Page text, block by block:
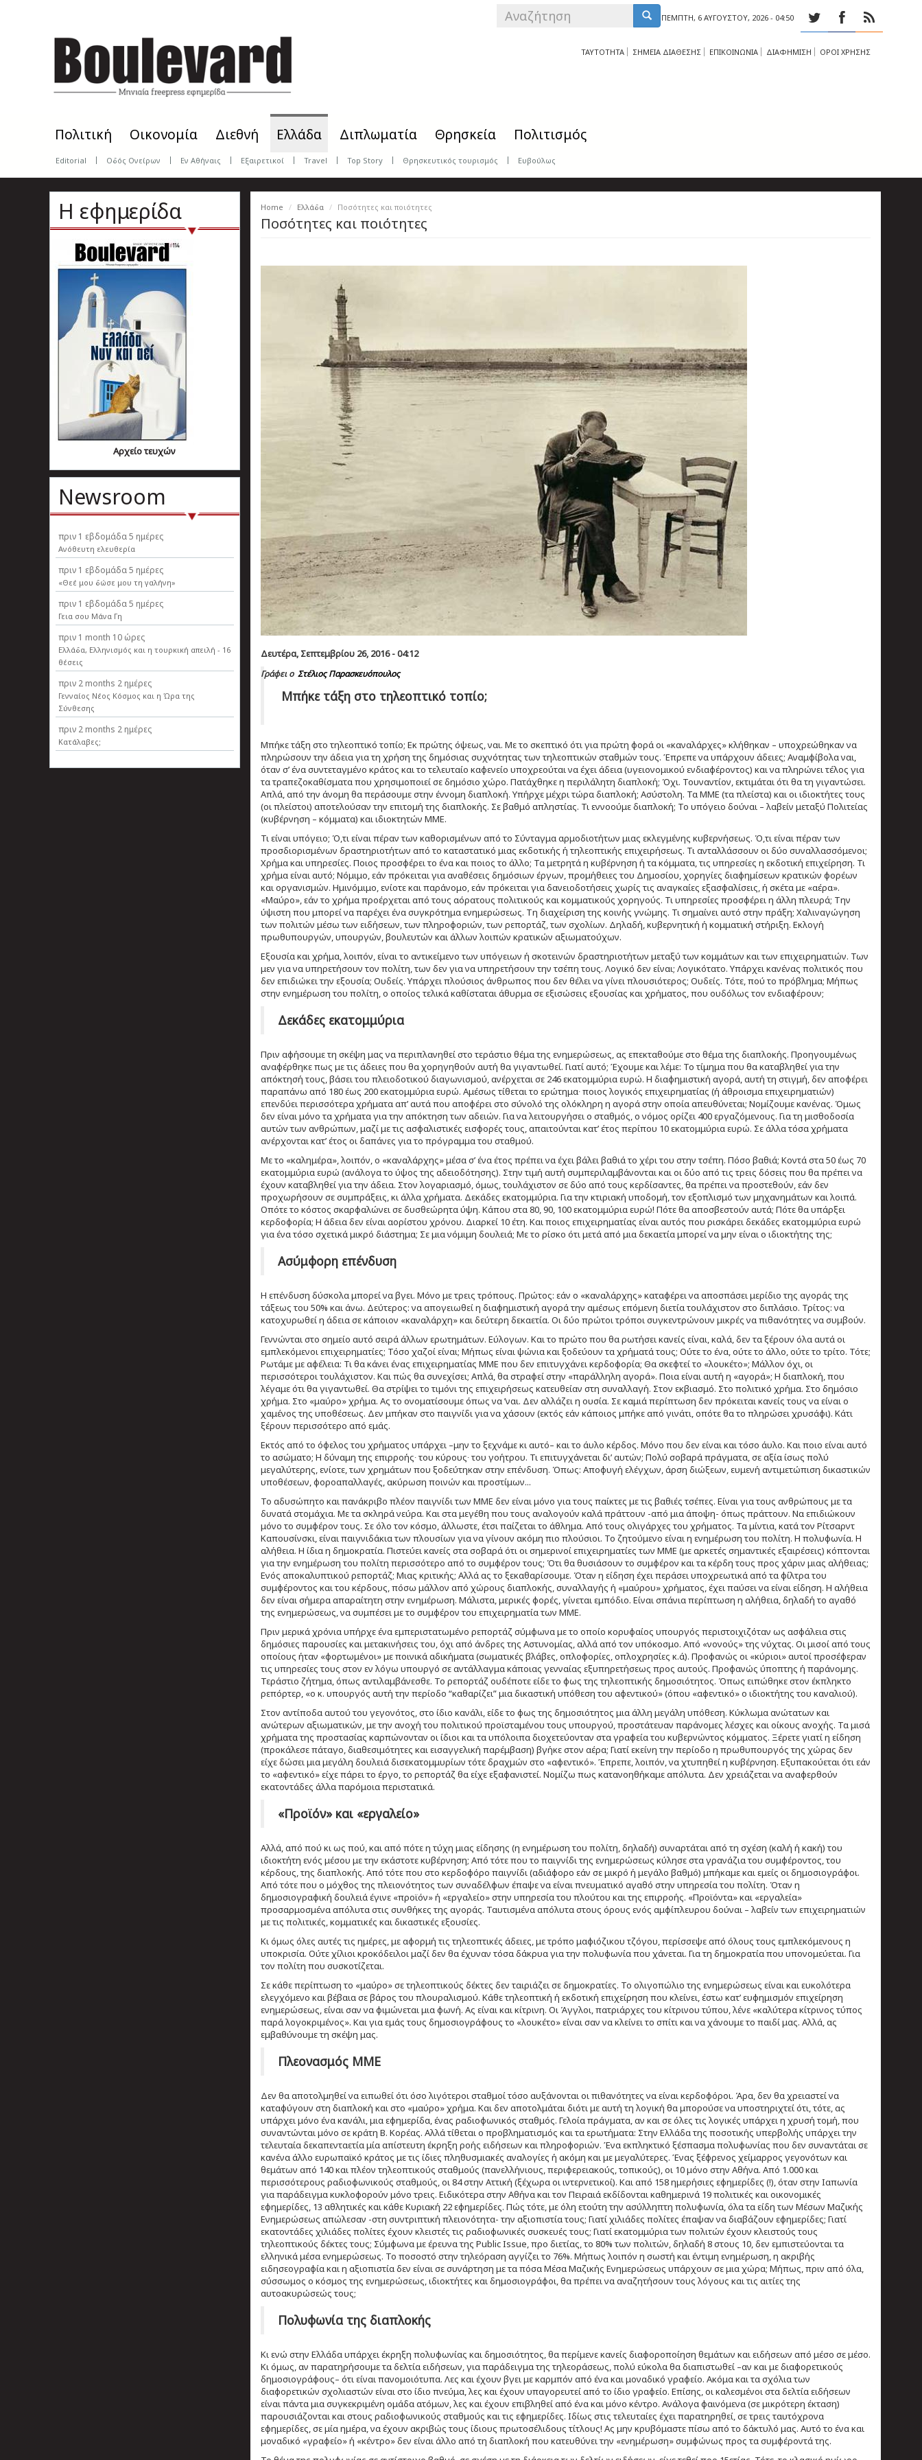
ΠΈΜΠΤΗ, 6 ΑΥΓΟΎΣΤΟΥ, 2026 - 04:50
SEARCH
ΤΑΥΤΟΤΗΤΑ ΣΗΜΕΙΑ ΔΙΑΘΕΣΗΣ ΕΠΙΚΟΙΝΩΝΙΑ ΔΙΑΦΗΜΙΣΗ ΟΡΟΙ ΧΡΗΣΗΣ
Πολιτική Οικονομία Διεθνή Ελλάδα Διπλωματία Θρησκεία Πολιτισμός
Editorial Οδός Ονείρων Εν Αθήναις Εξαιρετικοί Travel Top Story Θρησκευτικός τουρισμός Ευβούλως
Η εφημερίδα
Αρχείο τευχών
Newsroom
πριν 1 εβδομάδα 5 ημέρες
Ανόθευτη ελευθερία
πριν 1 εβδομάδα 5 ημέρες
«Θεέ μου δώσε μου τη γαλήνη»
πριν 1 εβδομάδα 5 ημέρες
Γεια σου Μάνα Γη
πριν 1 month 10 ώρες
Ελλάδα, Ελληνισµός και η τουρκική απειλή - 16
θέσεις
πριν 2 months 2 ημέρες
Γενναίος Νέος Κόσμος και η Ώρα της
Σύνθεσης
πριν 2 months 2 ημέρες
Κατάλαβες;
Home Ελλάδα Ποσότητες και ποιότητες
Ποσότητες και ποιότητες
Δευτέρα, Σεπτεμβρίου 26, 2016 - 04:12
Γράφει ο Στέλιος Παρασκευόπουλος
Μπήκε τάξη στο τηλεοπτικό τοπίο;
Μπήκε τάξη στο τηλεοπτικό τοπίο; Εκ πρώτης όψεως, ναι. Με το σκεπτικό ότι για πρώτη φορά οι «καναλάρχες» κλήθηκαν – υποχρεώθηκαν να
πληρώσουν την άδεια για τη χρήση της δημόσιας συχνότητας των τηλεοπτικών σταθμών τους. Έπρεπε να υπάρχουν άδειες; Αναμφίβολα ναι,
όταν σ’ ένα συντεταγμένο κράτος και το τελευταίο καφενείο υποχρεούται να έχει άδεια (υγειονομικού ενδιαφέροντος) και να πληρώνει τέλος για
τα τραπεζοκαθίσματα που χρησιμοποιεί σε δημόσιο χώρο. Πατάχθηκε η περιλάλητη διαπλοκή; Όχι. Τουναντίον, εκτιμάται ότι θα τη γιγαντώσει.
Απλά, από την άνομη θα περάσουμε στην έννομη διαπλοκή. Υπήρχε μέχρι τώρα διαπλοκή; Ασύστολη. Τα ΜΜΕ (τα πλείστα) και οι ιδιοκτήτες τους
(οι πλείστοι) αποτελούσαν την επιτομή της διαπλοκής. Σε βαθμό απληστίας. Τι εννοούμε διαπλοκή; Το υπόγειο δούναι – λαβείν μεταξύ Πολιτείας
(κυβέρνηση – κόμματα) και ιδιοκτητών ΜΜΕ.
Τι είναι υπόγειο; Ό,τι είναι πέραν των καθορισμένων από το Σύνταγμα αρμοδιοτήτων μιας εκλεγμένης κυβερνήσεως. Ό,τι είναι πέραν των
προσδιορισμένων δραστηριοτήτων από το καταστατικό μιας εκδοτικής ή τηλεοπτικής επιχειρήσεως. Τι ανταλλάσσουν οι δύο συναλλασσόμενοι;
Χρήμα και υπηρεσίες. Ποιος προσφέρει το ένα και ποιος το άλλο; Τα μετρητά η κυβέρνηση ή τα κόμματα, τις υπηρεσίες η εκδοτική επιχείρηση. Τι
χρήμα είναι αυτό; Νόμιμο, εάν πρόκειται για αναθέσεις δημόσιων έργων, προμήθειες του Δημοσίου, χορηγίες διαφημίσεων κρατικών φορέων
και οργανισμών. Ημινόμιμο, ενίοτε και παράνομο, εάν πρόκειται για δανειοδοτήσεις χωρίς τις αναγκαίες εξασφαλίσεις, ή σκέτα με «αέρα».
«Μαύρο», εάν το χρήμα προέρχεται από τους αόρατους πολιτικούς και κομματικούς χορηγούς. Τι υπηρεσίες προσφέρει η άλλη πλευρά; Την
ύψιστη που μπορεί να παρέχει ένα συγκρότημα ενημερώσεως. Τη διαχείριση της κοινής γνώμης. Τι σημαίνει αυτό στην πράξη; Χαλιναγώγηση
των πολιτών μέσω των ειδήσεων, των πληροφοριών, των ρεπορτάζ, των σχολίων. Δηλαδή, κυβερνητική ή κομματική στήριξη. Εκλογή
πρωθυπουργών, υπουργών, βουλευτών και άλλων λοιπών κρατικών αξιωματούχων.
Εξουσία και χρήμα, λοιπόν, είναι το αντικείμενο των υπόγειων ή σκοτεινών δραστηριοτήτων μεταξύ των κομμάτων και των επιχειρηματιών. Των
μεν για να υπηρετήσουν τον πολίτη, των δεν για να υπηρετήσουν την τσέπη τους. Λογικό δεν είναι; Λογικότατο. Υπάρχει κανένας πολιτικός που
δεν επιδιώκει την εξουσία; Ουδείς. Υπάρχει πλούσιος άνθρωπος που δεν θέλει να γίνει πλουσιότερος; Ουδείς. Τότε, πού το πρόβλημα; Μήπως
στην ενημέρωση του πολίτη, ο οποίος τελικά καθίσταται άθυρμα σε εξισώσεις εξουσίας και χρήματος, που ουδόλως τον ενδιαφέρουν;
Δεκάδες εκατομμύρια
Πριν αφήσουμε τη σκέψη μας να περιπλανηθεί στο τεράστιο θέμα της ενημερώσεως, ας επεκταθούμε στο θέμα της διαπλοκής. Προηγουμένως
αναφέρθηκε πως με τις άδειες που θα χορηγηθούν αυτή θα γιγαντωθεί. Γιατί αυτό; Έχουμε και λέμε: Το τίμημα που θα καταβληθεί για την
απόκτησή τους, βάσει του πλειοδοτικού διαγωνισμού, ανέρχεται σε 246 εκατομμύρια ευρώ. Η διαφημιστική αγορά, αυτή τη στιγμή, δεν αποφέρει
παραπάνω από 180 έως 200 εκατομμύρια ευρώ. Αμέσως τίθεται το ερώτημα∙ ποιος λογικός επιχειρηματίας (ή άθροισμα επιχειρηματιών)
επενδύει περισσότερα χρήματα απ’ αυτά που αποφέρει στο σύνολό της ολόκληρη η αγορά στην οποία απευθύνεται; Νομίζουμε κανένας. Όμως
δεν είναι μόνο τα χρήματα για την απόκτηση των αδειών. Για να λειτουργήσει ο σταθμός, ο νόμος ορίζει 400 εργαζόμενους. Για τη μισθοδοσία
αυτών των ανθρώπων, μαζί με τις ασφαλιστικές εισφορές τους, απαιτούνται κατ’ έτος περίπου 10 εκατομμύρια ευρώ. Σε άλλα τόσα χρήματα
ανέρχονται κατ’ έτος οι δαπάνες για το πρόγραμμα του σταθμού.
Με το «καλημέρα», λοιπόν, ο «καναλάρχης» μέσα σ’ ένα έτος πρέπει να έχει βάλει βαθιά το χέρι του στην τσέπη. Πόσο βαθιά; Κοντά στα 50 έως 70
εκατομμύρια ευρώ (ανάλογα το ύψος της αδειοδότησης). Στην τιμή αυτή συμπεριλαμβάνονται και οι δύο από τις τρεις δόσεις που θα πρέπει να
έχουν καταβληθεί για την άδεια. Στον λογαριασμό, όμως, τουλάχιστον σε δύο από τους κερδίσαντες, θα πρέπει να προστεθούν, εάν δεν
προχωρήσουν σε συμπράξεις, κι άλλα χρήματα. Δεκάδες εκατομμύρια. Για την κτιριακή υποδομή, τον εξοπλισμό των μηχανημάτων και λοιπά.
Οπότε το κόστος σκαρφαλώνει σε δυσθεώρητα ύψη. Κάπου στα 80, 90, 100 εκατομμύρια ευρώ! Πότε θα αποσβεστούν αυτά; Πότε θα υπάρξει
κερδοφορία; Η άδεια δεν είναι αορίστου χρόνου. Διαρκεί 10 έτη. Και ποιος επιχειρηματίας είναι αυτός που ρισκάρει δεκάδες εκατομμύρια ευρώ
για ένα τόσο σχετικά μικρό διάστημα; Σε μια νόμιμη δουλειά; Με το ρίσκο ότι μετά από μια δεκαετία μπορεί να μην είναι ο ιδιοκτήτης της;
Ασύμφορη επένδυση
Η επένδυση δύσκολα μπορεί να βγει. Μόνο με τρεις τρόπους. Πρώτος: εάν ο «καναλάρχης» καταφέρει να αποσπάσει μερίδιο της αγοράς της
τάξεως του 50% και άνω. Δεύτερος: να απογειωθεί η διαφημιστική αγορά την αμέσως επόμενη διετία τουλάχιστον στο διπλάσιο. Τρίτος: να
κατοχυρωθεί η άδεια σε κάποιον «καναλάρχη» και δεύτερη δεκαετία. Οι δύο πρώτοι τρόποι συγκεντρώνουν μικρές να πιθανότητες να συμβούν.
Γεννώνται στο σημείο αυτό σειρά άλλων ερωτημάτων. Εύλογων. Και το πρώτο που θα ρωτήσει κανείς είναι, καλά, δεν τα ξέρουν όλα αυτά οι
εμπλεκόμενοι επιχειρηματίες; Τόσο χαζοί είναι; Μήπως είναι ψώνια και ξοδεύουν τα χρήματά τους; Ούτε το ένα, ούτε το άλλο, ούτε το τρίτο. Τότε;
Ρωτάμε με αφέλεια: Τι θα κάνει ένας επιχειρηματίας ΜΜΕ που δεν επιτυγχάνει κερδοφορία; Θα σκεφτεί το «λουκέτο»; Μάλλον όχι, οι
περισσότεροι τουλάχιστον. Και πώς θα συνεχίσει; Απλά, θα στραφεί στην «παράλληλη αγορά». Ποια είναι αυτή η «αγορά»; Η διαπλοκή, που
λέγαμε ότι θα γιγαντωθεί. Θα στρίψει το τιμόνι της επιχειρήσεως κατευθείαν στη συναλλαγή. Στον εκβιασμό. Στο πολιτικό χρήμα. Στο δημόσιο
χρήμα. Στο «μαύρο» χρήμα. Ας το ονοματίσουμε όπως να ’ναι. Δεν αλλάζει η ουσία. Σε καμιά περίπτωση δεν πρόκειται κανείς τους να είναι ο
χαμένος της υποθέσεως. Δεν μπήκαν στο παιγνίδι για να χάσουν (εκτός εάν κάποιος μπήκε από γινάτι, οπότε θα το πληρώσει χρυσάφι). Κάτι
ξέρουν περισσότερο από εμάς.
Εκτός από το όφελος του χρήματος υπάρχει –μην το ξεχνάμε κι αυτό– και το άυλο κέρδος. Μόνο που δεν είναι και τόσο άυλο. Και ποιο είναι αυτό
το ασώματο; Η δύναμη της επιρροής∙ του κύρους∙ του γοήτρου. Τι επιτυγχάνεται δι’ αυτών; Πολύ σοβαρά πράγματα, σε αξία ίσως πολύ
μεγαλύτερης, ενίοτε, των χρημάτων που ξοδεύτηκαν στην επένδυση. Όπως: Αποφυγή ελέγχων, άρση διώξεων, ευμενή αντιμετώπιση δικαστικών
υποθέσεων, φοροαπαλλαγές, ακύρωση ποινών και προστίμων...
Το αδυσώπητο και πανάκριβο πλέον παιγνίδι των ΜΜΕ δεν είναι μόνο για τους παίκτες με τις βαθιές τσέπες. Είναι για τους ανθρώπους με τα
δυνατά στομάχια. Με τα σκληρά νεύρα. Και στα μεγέθη που τους αναλογούν καλά πράττουν -από μια άποψη- όπως πράττουν. Να επιδιώκουν
μόνο το συμφέρον τους. Σε όλο τον κόσμο, άλλωστε, έτσι παίζεται το άθλημα. Από τους ολιγάρχες του χρήματος. Τα μίντια, κατά τον Ρίτσαρντ
Καπουσίνσκι, είναι παιγνιδάκια των πλουσίων για να γίνουν ακόμη πιο πλούσιοι. Το ζητούμενο είναι η ενημέρωση του πολίτη. Η πολυφωνία. Η
αλήθεια. Η ίδια η δημοκρατία. Πιστεύει κανείς στα σοβαρά ότι οι σημερινοί επιχειρηματίες των ΜΜΕ (με αρκετές σημαντικές εξαιρέσεις) κόπτονται
για την ενημέρωση του πολίτη περισσότερο από το συμφέρον τους; Ότι θα θυσιάσουν το συμφέρον και τα κέρδη τους προς χάριν μιας αλήθειας;
Ενός αποκαλυπτικού ρεπορτάζ; Μιας κριτικής; Αλλά ας το ξεκαθαρίσουμε. Όταν η είδηση έχει περάσει υποχρεωτικά από τα φίλτρα του
συμφέροντος και του κέρδους, πόσω μάλλον από χώρους διαπλοκής, συναλλαγής ή «μαύρου» χρήματος, έχει παύσει να είναι είδηση. Η αλήθεια
δεν είναι σήμερα απαραίτητη στην ενημέρωση. Μάλιστα, μερικές φορές, γίνεται εμπόδιο. Είναι σπάνια περίπτωση η αλήθεια, δηλαδή το αγαθό
της ενημερώσεως, να συμπέσει με το συμφέρον του επιχειρηματία των ΜΜΕ.
Πριν μερικά χρόνια υπήρχε ένα εμπεριστατωμένο ρεπορτάζ σύμφωνα με το οποίο κορυφαίος υπουργός περιστοιχιζόταν ως ασφάλεια στις
δημόσιες παρουσίες και μετακινήσεις του, όχι από άνδρες της Αστυνομίας, αλλά από τον υπόκοσμο. Από «νονούς» της νύχτας. Οι μισοί από τους
οποίους ήταν «φορτωμένοι» με ποινικά αδικήματα (σωματικές βλάβες, οπλοφορίες, οπλοχρησίες κ.ά). Προφανώς οι «κύριοι» αυτοί προσέφεραν
τις υπηρεσίες τους στον εν λόγω υπουργό σε αντάλλαγμα κάποιας γενναίας εξυπηρετήσεως προς αυτούς. Προφανώς ύποπτης ή παράνομης.
Τεράστιο ζήτημα, όπως αντιλαμβάνεσθε. Το ρεπορτάζ ουδέποτε είδε το φως της τηλεοπτικής δημοσιότητος. Όπως ειπώθηκε στον έκπληκτο
ρεπόρτερ, «ο κ. υπουργός αυτή την περίοδο “καθαρίζει” μια δικαστική υπόθεση του αφεντικού» (όπου «αφεντικό» ο ιδιοκτήτης του καναλιού).
Στον αντίποδα αυτού του γεγονότος, στο ίδιο κανάλι, είδε το φως της δημοσιότητος μια άλλη μεγάλη υπόθεση. Κύκλωμα ανώτατων και
ανώτερων αξιωματικών, με την ανοχή του πολιτικού προϊσταμένου τους υπουργού, προστάτευαν παράνομες λέσχες και οίκους ανοχής. Τα μισά
χρήματα της προστασίας καρπώνονταν οι ίδιοι και τα υπόλοιπα διοχετεύονταν στα γραφεία του κυβερνώντος κόμματος. Ξέρετε γιατί η είδηση
(προκάλεσε πάταγο, διαθεσιμότητες και εισαγγελική παρέμβαση) βγήκε στον αέρα; Γιατί εκείνη την περίοδο η πρωθυπουργός της χώρας δεν
είχε δώσει μια μεγάλη δουλειά δισεκατομμυρίων τότε δραχμών στο «αφεντικό». Έπρεπε, λοιπόν, να χτυπηθεί η κυβέρνηση. Εξυπακούεται ότι εάν
το «αφεντικό» είχε πάρει το έργο, το ρεπορτάζ θα είχε εξαφανιστεί. Νομίζω πως κατανοηθήκαμε απόλυτα. Δεν χρειάζεται να αναφερθούν
εκατοντάδες άλλα παρόμοια περιστατικά.
«Προϊόν» και «εργαλείο»
Αλλά, από πού κι ως πού, και από πότε η τύχη μιας είδησης (η ενημέρωση του πολίτη, δηλαδή) συναρτάται από τη σχέση (καλή ή κακή) του
ιδιοκτήτη ενός μέσου με την εκάστοτε κυβέρνηση; Από τότε που το παιγνίδι της ενημερώσεως κύλησε στα γρανάζια του συμφέροντος, του
κέρδους, της διαπλοκής. Από τότε που στο κερδοφόρο παιγνίδι (αδιάφορο εάν σε μικρό ή μεγάλο βαθμό) μπήκαμε και εμείς οι δημοσιογράφοι.
Από τότε που ο μόχθος της πλειονότητος των συναδέλφων έπαψε να είναι πνευματικό αγαθό στην υπηρεσία του πολίτη. Όταν η
δημοσιογραφική δουλειά έγινε «προϊόν» ή «εργαλείο» στην υπηρεσία του πλούτου και της επιρροής. «Προϊόντα» και «εργαλεία»
προσαρμοσμένα απόλυτα στις συνθήκες της αγοράς. Ταυτισμένα απόλυτα στους όρους ενός αμφίπλευρου δούναι – λαβείν των επιχειρηματιών
με τις πολιτικές, κομματικές και δικαστικές εξουσίες.
Κι όμως όλες αυτές τις ημέρες, με αφορμή τις τηλεοπτικές άδειες, με τρόπο μαφιόζικου τζόγου, περίσσεψε από όλους τους εμπλεκόμενους η
υποκρισία. Ούτε χίλιοι κροκόδειλοι μαζί δεν θα έχυναν τόσα δάκρυα για την πολυφωνία που χάνεται. Για τη δημοκρατία που υπονομεύεται. Για
τον πολίτη που συσκοτίζεται.
Σε κάθε περίπτωση το «μαύρο» σε τηλεοπτικούς δέκτες δεν ταιριάζει σε δημοκρατίες. Το ολιγοπώλιο της ενημερώσεως είναι και ευκολότερα
ελεγχόμενο και βέβαια σε βάρος του πλουραλισμού. Κάθε τηλεοπτική ή εκδοτική επιχείρηση που κλείνει, έστω κατ’ ευφημισμόν επιχείρηση
ενημερώσεως, είναι σαν να φιμώνεται μια φωνή. Ας είναι και κίτρινη. Οι Άγγλοι, πατριάρχες του κίτρινου τύπου, λένε «καλύτερα κίτρινος τύπος
παρά λογοκριμένος». Και για εμάς τους δημοσιογράφους το «λουκέτο» είναι σαν να κλείνει το σπίτι και να χάνουμε το παιδί μας. Αλλά, ας
εμβαθύνουμε τη σκέψη μας.
Πλεονασμός ΜΜΕ
Δεν θα αποτολμηθεί να ειπωθεί ότι όσο λιγότεροι σταθμοί τόσο αυξάνονται οι πιθανότητες να είναι κερδοφόροι. Άρα, δεν θα χρειαστεί να
καταφύγουν στη διαπλοκή και στο «μαύρο» χρήμα. Και δεν αποτολμάται διότι με αυτή τη λογική θα μπορούσε να υποστηριχτεί ότι, τότε, ας
υπάρχει μόνο ένα κανάλι, μια εφημερίδα, ένας ραδιοφωνικός σταθμός. Γελοία πράγματα, αν και σε όλες τις λογικές υπάρχει η χρυσή τομή, που
συναντώνται μόνο σε κράτη Β. Κορέας. Αλλά τίθεται ο προβληματισμός και τα ερωτήματα: Στην Ελλάδα της ποσοτικής υπερβολής υπάρχει την
τελευταία δεκαπενταετία μία απίστευτη έκρηξη ροής ειδήσεων και πληροφοριών. Ένα εκπληκτικό ξέσπασμα πολυφωνίας που δεν συναντάται σε
κανένα άλλο ευρωπαϊκό κράτος με τις ίδιες πληθυσμιακές αναλογίες ή ακόμη και με μεγαλύτερες. Ένας ξέφρενος χείμαρρος γεγονότων και
θεμάτων από 140 και πλέον τηλεοπτικούς σταθμούς (πανελλήνιους, περιφερειακούς, τοπικούς), οι 10 μόνο στην Αθήνα. Από 1.000 και
περισσότερους ραδιοφωνικούς σταθμούς, οι 84 στην Αττική (ξέχωρα οι ιντερνετικοί). Και από 158 ημερήσιες εφημερίδες (!), όταν στην Ιαπωνία
για παράδειγμα κυκλοφορούν μόνο τρεις. Ειδικότερα στην Αθήνα και τον Πειραιά εκδίδονται καθημερινά 19 πολιτικές και οικονομικές
εφημερίδες, 13 αθλητικές και κάθε Κυριακή 22 εφημερίδες. Πώς τότε, με όλη ετούτη την ασύλληπτη πολυφωνία, όλα τα είδη των Μέσων Μαζικής
Ενημερώσεως απώλεσαν -στη συντριπτική πλειονότητα- την αξιοπιστία τους; Γιατί χιλιάδες πολίτες έπαψαν να διαβάζουν εφημερίδες; Γιατί
εκατοντάδες χιλιάδες πολίτες έχουν κλειστές τις ραδιοφωνικές συσκευές τους; Γιατί εκατομμύρια των πολιτών έχουν κλειστούς τους
τηλεοπτικούς δέκτες τους; Σύμφωνα με έρευνα της Public Issue, προ διετίας, το 80% των πολιτών, δηλαδή 8 στους 10, δεν εμπιστεύονται τα
ελληνικά μέσα ενημερώσεως. Το ποσοστό στην τηλεόραση αγγίζει το 76%. Μήπως λοιπόν η σωστή και έντιμη ενημέρωση, η ακριβής
ειδησεογραφία και η αξιοπιστία δεν είναι σε συνάρτηση με τα πόσα Μέσα Μαζικής Ενημερώσεως υπάρχουν σε μια χώρα; Μήπως, πριν από όλα,
σύσσωμος ο κόσμος της ενημερώσεως, ιδιοκτήτες και δημοσιογράφοι, θα πρέπει να αναζητήσουν τους λόγους και τις αιτίες της
αυτοακυρώσεώς τους;
Πολυφωνία της διαπλοκής
Κι ενώ στην Ελλάδα υπάρχει έκρηξη πολυφωνίας και δημοσιότητος, θα περίμενε κανείς διαφοροποίηση θεμάτων και ειδήσεων από μέσο σε μέσο.
Κι όμως, αν παρατηρήσουμε τα δελτία ειδήσεων, για παράδειγμα της τηλεοράσεως, πολύ εύκολα θα διαπιστωθεί –αν και με διαφορετικούς
δημοσιογράφους– ότι είναι πανομοιότυπα. Λες και έχουν βγει με καρμπόν από ένα και μοναδικό γραφείο. Ακόμα και τα σχόλια των
διαφορετικών σχολιαστών είναι στο ίδιο πνεύμα, λες και έχουν υπαγορευτεί από το ίδιο γραφείο. Επίσης, οι καλεσμένοι στα δελτία ειδήσεων
είναι πάντα μια συγκεκριμένη ομάδα ατόμων, λες και έχουν επιβληθεί από ένα και μόνο κέντρο. Ανάλογα φαινόμενα (σε μικρότερη έκταση)
παρουσιάζονται και στους ραδιοφωνικούς σταθμούς και τις εφημερίδες. Ιδίως στις τελευταίες έχει παρατηρηθεί, σε τρεις ταυτόχρονα
εφημερίδες, σε μία ημέρα, να έχουν ακριβώς τους ίδιους πρωτοσέλιδους τίτλους! Ας μην κρυβόμαστε πίσω από το δάκτυλό μας. Αυτό το ένα και
μοναδικό «γραφείο» ή «κέντρο» δεν είναι άλλο από τη διαπλοκή που κατευθύνει την «ενημέρωση» συμφώνως προς τα συμφέροντά της.